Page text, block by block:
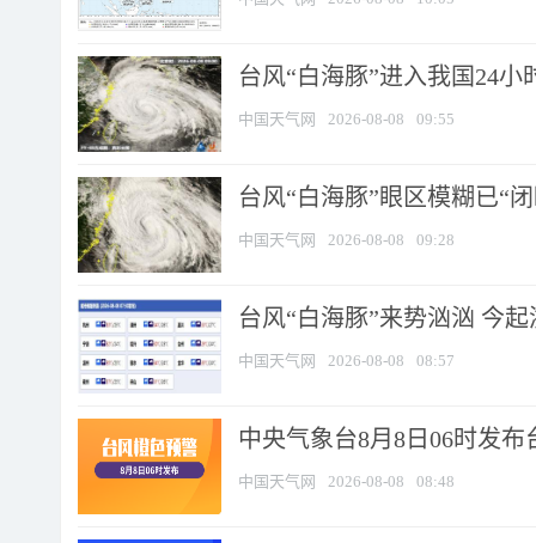
台风“白海豚”进入我国24
中国天气网 2026-08-08 09:55
台风“白海豚”眼区模糊已“
中国天气网 2026-08-08 09:28
台风“白海豚”来势汹汹 今
中国天气网 2026-08-08 08:57
中央气象台8月8日06时发布
中国天气网 2026-08-08 08:48